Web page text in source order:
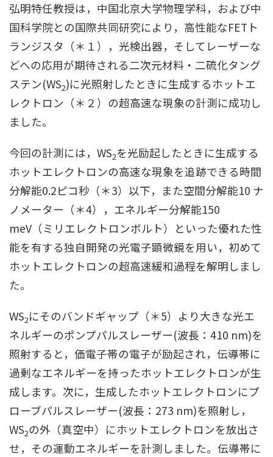
弘明特任教授は，中国北京大学物理学科，および中
国科学院との国際共同研究により，高性能なFETト
ランジスタ（＊１），光検出器，そしてレーザーな
どへの応用が期待される二次元材料・二硫化タング
ステン(WS2)に光照射したときに生成するホットエ
レクトロン（＊２）の超高速な現象の計測に成功し
ました。
今回の計測には，WS2を光励起したときに生成する
ホットエレクトロンの高速な現象を追跡できる時間
分解能0.2ピコ秒（＊3）以下，また空間分解能10 ナ
ノメーター（＊4），エネルギー分解能150
meV（ミリエレクトロンボルト）といった優れた性
能を有する独自開発の光電子顕微鏡を用い，初めて
ホットエレクトロンの超高速緩和過程を解明しまし
た。
WS2にそのバンドギャップ（＊5）より大きな光エ
ネルギーのポンプパルスレーザー(波長：410 nm)を
照射すると，価電子帯の電子が励起され，伝導帯に
過剰なエネルギーを持ったホットエレクトロンが生
成します。次に，生成したホットエレクトロンにプ
ローブパルスレーザー(波長：273 nm)を照射し，
WS2の外（真空中）にホットエレクトロンを放出さ
せ，その運動エネルギーを計測しました。伝導帯に